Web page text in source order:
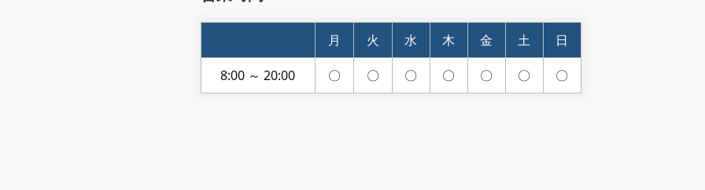
月 火 水 木 金 土 日
8:00 ～ 20:00 〇 〇 〇 〇 〇 〇 〇